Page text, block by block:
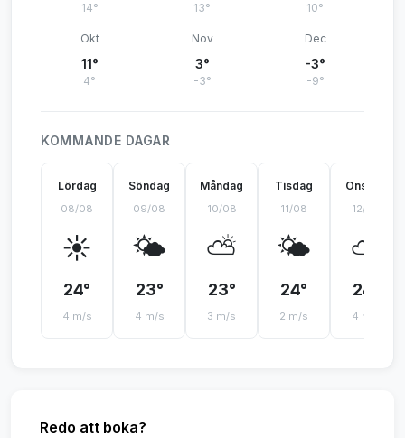
14° 13° 10°
Okt
11°
4°
Nov
3°
-3°
Dec
-3°
-9°
KOMMANDE DAGAR
Lördag
08/08
☀️
24°
4 m/s
Söndag
09/08
🌤️
23°
4 m/s
Måndag
10/08
⛅
23°
3 m/s
Tisdag
11/08
🌤️
24°
2 m/s
Onsdag
12/08
⛅
24°
4 m/s
Redo att boka?